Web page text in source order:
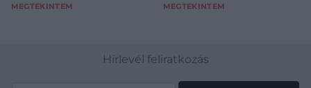
MEGTEKINTEM MEGTEKINTEM
Hírlevél feliratkozás